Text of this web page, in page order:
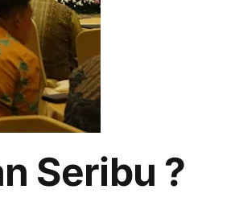
Seribu ?